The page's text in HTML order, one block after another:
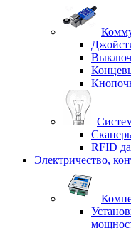
RFID
Электричество,